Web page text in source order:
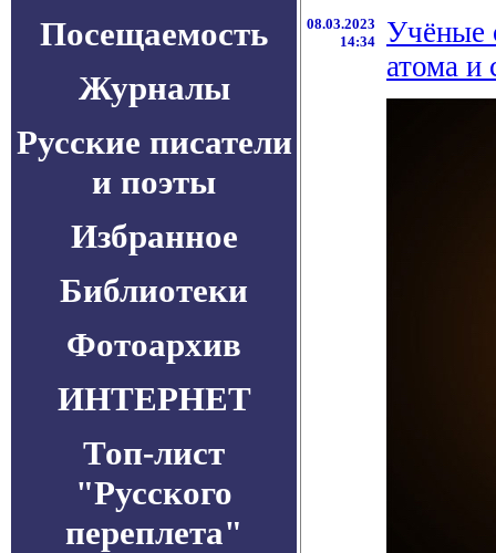
Посещаемость
Журналы
Русские писатели
и поэты
Избранное
Библиотеки
Фотоархив
ИНТЕРНЕТ
Топ-лист
"Русского
переплета"
08.03.2023
14:34
Учёные
атома и